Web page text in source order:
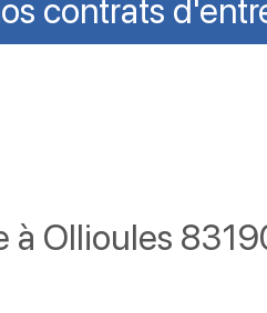
contrats
à Ollioules